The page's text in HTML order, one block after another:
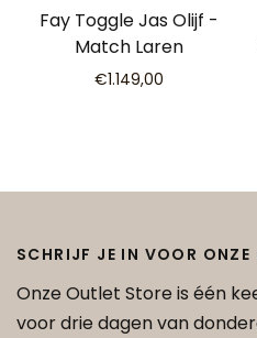
Fay Toggle Jas Olijf -
Match Laren
€1.149,00
SCHRIJF JE IN VOOR ONZE
Onze Outlet Store is één
voor drie dagen van